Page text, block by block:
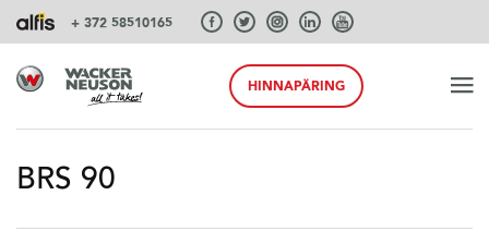
+ 372 58510165
TOOTED
HINNAPÄRING
BRS 90